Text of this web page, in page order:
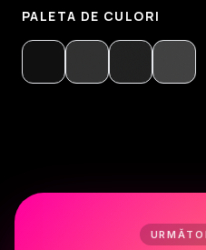
PALETA DE CULORI